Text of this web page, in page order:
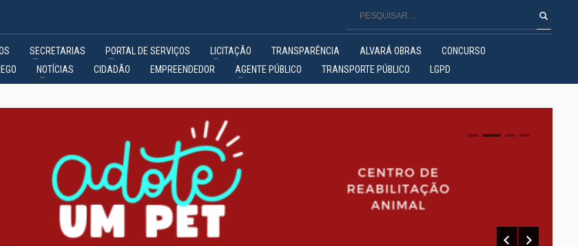
SECRETARIAS PORTAL DE SERVIÇOS LICITAÇÃO TRANSPARÊNCIA ALVARÁ OBRAS
CONCURSO
NOTÍCIAS CIDADÃO EMPREENDEDOR AGENTE PÚBLICO TRANSPORTE PÚBLICO LGPD
0 1 2